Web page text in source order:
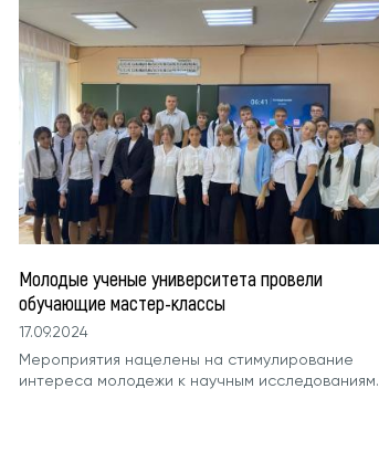
Молодые ученые университета провели
обучающие мастер-классы
17.09.2024
Мероприятия нацелены на стимулирование
интереса молодежи к научным исследованиям.